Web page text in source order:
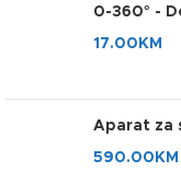
0-360° -
17.00 KM
Aparat za
590.00 KM